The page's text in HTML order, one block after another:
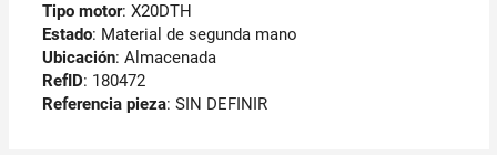
Tipo motor: X20DTH
Estado: Material de segunda mano
Ubicación: Almacenada
RefID: 180472
Referencia pieza: SIN DEFINIR